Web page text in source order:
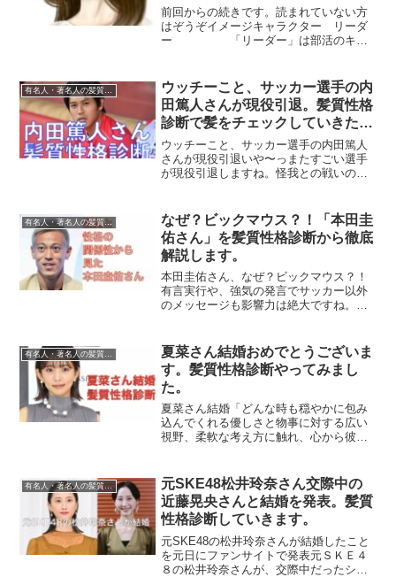
徹底解説。イメージキャラクター
「リーダー」vol.10
前回からの続きです。読まれていない方
はぞうぞイメージキャラクター リーダ
ー 「リーダー」は部活のキャ
てみてください。部活のキャプテン・副
キャプテンやってました。...
ウッチーこと、サッカー選手の内
田篤人さんが現役引退。髪質性格
診断で髪をチェックしていきたい
と思います。
ウッチーこと、サッカー選手の内田篤人
さんが現役引退いや〜っまたすごい選手
が現役引退しますね。怪我との戦いの
選手です。得点も決めています。得点は
本田圭佑さんと２人だけ...
有名人・著名人の髪質性格診断
なぜ？ビックマウス？！「本田圭
佑さん」を髪質性格診断から徹底
解説します。
本田圭佑さん、なぜ？ビックマウス？！
有言実行や、強気の発言でサッカー以外
のメッセージも影響力は絶大ですね。有
る。実行して結果が出てくると「やっぱ
すごいな〜」に変わる。大衆...
有名人・著名人の髪質性格診断
夏菜さん結婚おめでとうございま
す。髪質性格診断やってみまし
た。
夏菜さん結婚「どんな時も穏やかに包み
込んでくれる優しさと物事に対する広い
視野、柔軟な考え方に触れ、心から彼を
らは共に支え合い、笑顔あふれる家庭を
築いて参りたいと思ってお...
有名人・著名人の髪質性格診断
元SKE48松井玲奈さん交際中の
近藤晃央さんと結婚を発表。髪質
性格診断していきます。
元SKE48の松井玲奈さんが結婚したこと
を元日にファンサイトで発表元ＳＫＥ４
８の松井玲奈さんが、交際中だったシン